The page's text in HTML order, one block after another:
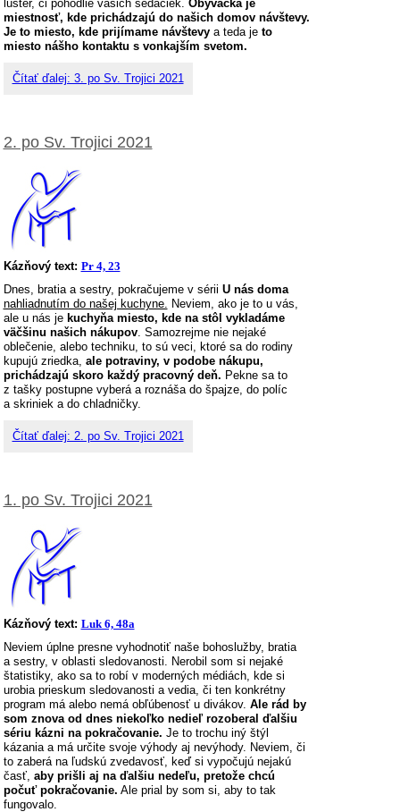
luster, či pohodlie vašich sedačiek. Obývačka je
miestnosť, kde prichádzajú do našich domov návštevy.
Je to miesto, kde prijímame návštevya teda je to
miesto nášho kontaktu s vonkajším svetom.
Čítať ďalej: 3. po Sv. Trojici 2021
2. po Sv. Trojici 2021
Kázňový text: Pr 4, 23
Dnes, bratia a sestry, pokračujeme v sérii U nás doma
nahliadnutím do našej kuchyne. Neviem, ako je to u vás,
ale u nás je kuchyňa miesto, kde na stôl vykladáme
väčšinu našich nákupov. Samozrejme nie nejaké
oblečenie, alebo techniku, to sú veci, ktoré sa do rodiny
kupujú zriedka, ale potraviny, v podobe nákupu,
prichádzajú skoro každý pracovný deň. Pekne sa to
z tašky postupne vyberá a roznáša do špajze, do políc
a skriniek a do chladničky.
Čítať ďalej: 2. po Sv. Trojici 2021
1. po Sv. Trojici 2021
Kázňový text: Luk 6, 48a
Neviem úplne presne vyhodnotiť naše bohoslužby, bratia
a sestry, v oblasti sledovanosti. Nerobil som si nejaké
štatistiky, ako sa to robí v moderných médiách, kde si
urobia prieskum sledovanosti a vedia, či ten konkrétny
program má alebo nemá obľúbenosť u divákov. Ale rád by
som znova od dnes niekoľko nedieľ rozoberal ďalšiu
sériu kázni na pokračovanie. Je to trochu iný štýl
kázania a má určite svoje výhody aj nevýhody. Neviem, či
to zaberá na ľudskú zvedavosť, keď si vypočujú nejakú
časť, aby prišli aj na ďalšiu nedeľu, pretože chcú
počuť pokračovanie. Ale prial by som si, aby to tak
fungovalo.